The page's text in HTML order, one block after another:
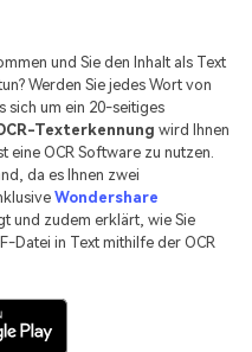
Neu
und Sie den Inhalt als Text
Werden Sie jedes Wort von
sich um ein 20-seitiges
Texterkennung wird Ihnen
eine OCR Software zu nutzen.
da es Ihnen zwei
Wondershare
und zudem erklärt, wie Sie
Datei in Text mithilfe der OCR